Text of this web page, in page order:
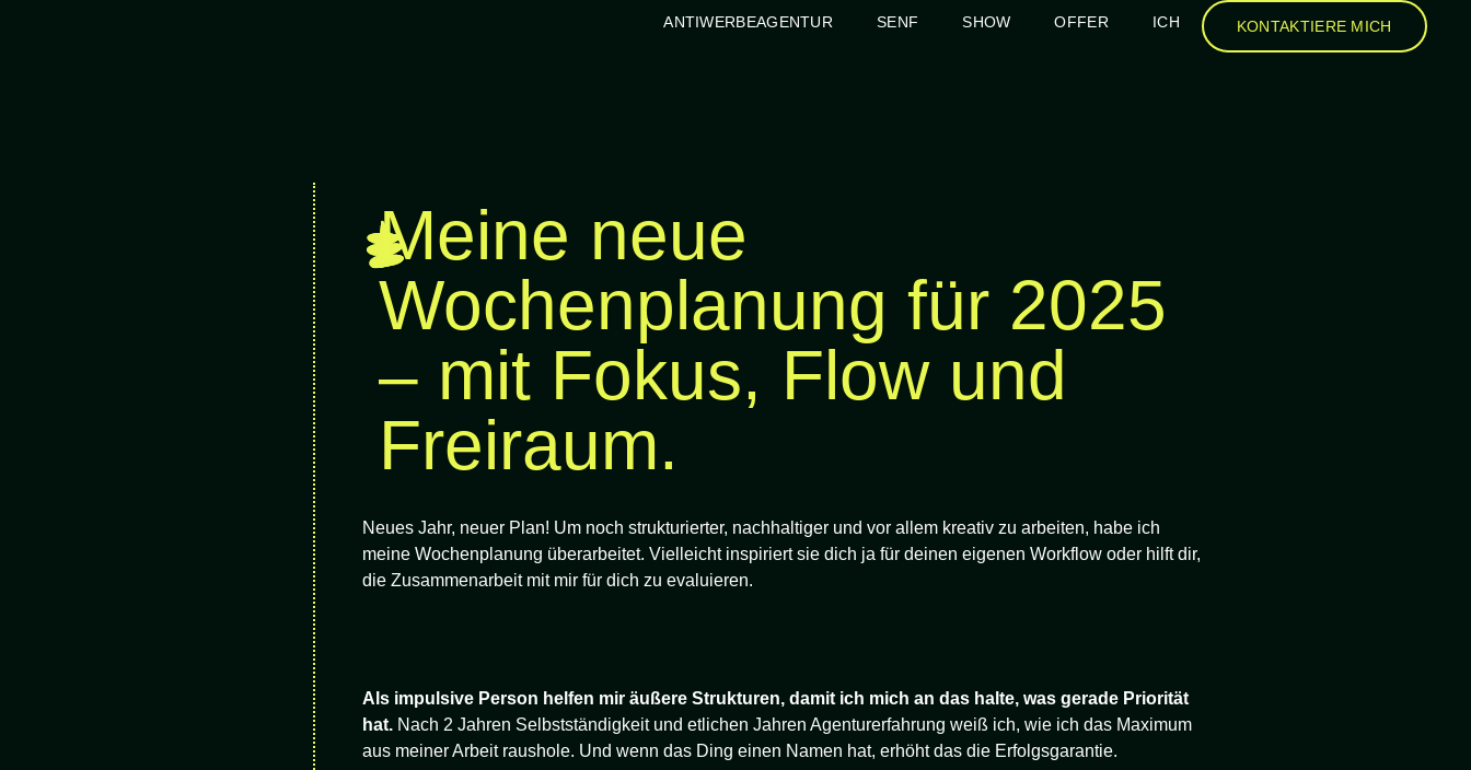
ANTIWERBEAGENTUR SENF SHOW OFFER ICH KONTAKTIERE MICH
Meine neue
Wochenplanung für 2025
– mit Fokus, Flow und
Freiraum.
Neues Jahr, neuer Plan! Um noch strukturierter, nachhaltiger und vor allem kreativ zu arbeiten, habe ich
meine Wochenplanung überarbeitet. Vielleicht inspiriert sie dich ja für deinen eigenen Workflow oder hilft dir,
die Zusammenarbeit mit mir für dich zu evaluieren.
Als impulsive Person helfen mir äußere Strukturen, damit ich mich an das halte, was gerade Priorität
hat. Nach 2 Jahren Selbstständigkeit und etlichen Jahren Agenturerfahrung weiß ich, wie ich das Maximum
aus meiner Arbeit raushole. Und wenn das Ding einen Namen hat, erhöht das die Erfolgsgarantie.